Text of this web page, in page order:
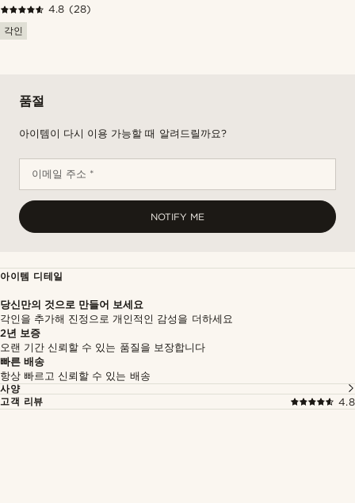
4.8 (28)
각인
품절
아이템이 다시 이용 가능할 때 알려드릴까요?
이메일 주소 *
NOTIFY ME
아이템 디테일
당신만의 것으로 만들어 보세요
각인을 추가해 진정으로 개인적인 감성을 더하세요
2년 보증
오랜 기간 신뢰할 수 있는 품질을 보장합니다
빠른 배송
항상 빠르고 신뢰할 수 있는 배송
사양
고객 리뷰
4.8